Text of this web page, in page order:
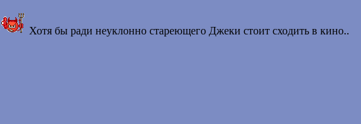
Хотя бы ради неуклонно стареющего Джеки стоит сходить в кино..